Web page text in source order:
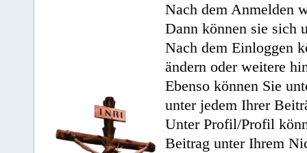
Nach dem Anmelden
Dann können sie sich
Nach dem Einloggen
ändern oder weitere
Ebenso können Sie
unter jedem Ihrer
Unter Profil/Profil
Beitrag unter Ihrem